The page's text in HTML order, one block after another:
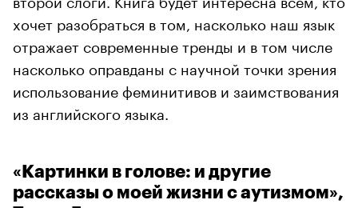
хочет разобраться в том, насколько наш язык
отражает современные тренды и в том числе
насколько оправданы с научной точки зрения
использование феминитивов и заимствования
из английского языка.
«Картинки в голове: и другие
рассказы о моей жизни с аутизмом»,